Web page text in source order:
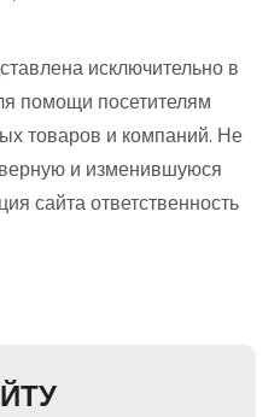
исключительно в
помощи посетителям
товаров и компаний. Не
и изменившуюся
сайта ответственность